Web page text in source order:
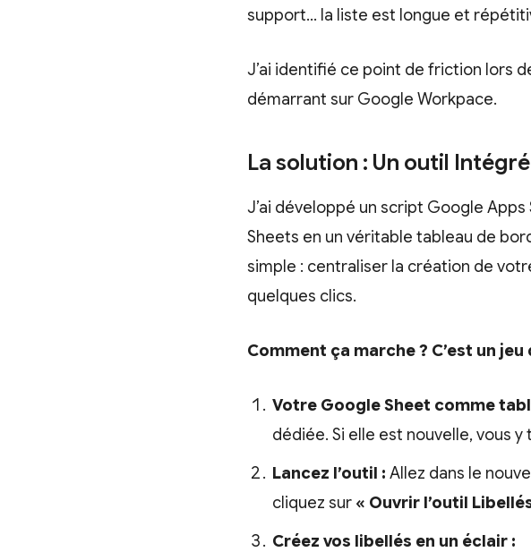
support… la liste est longue et
J’ai identifié ce point de friction lors
démarrant sur Google Workpace.
La solution : Un outil
J’ai développé un script Google
Sheets en un véritable tableau de
simple : centraliser la création de
quelques clics.
Comment ça marche ? C’est un jeu
Votre Google Sheet comme
dédiée. Si elle est nouvelle, vous
Lancez l’outil : Allez dans le
cliquez sur « Ouvrir l’outil
Créez vos libellés en un éclair :